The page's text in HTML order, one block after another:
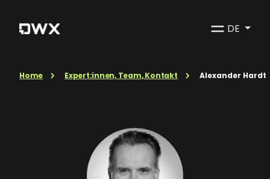
DE
Home Expert:innen, Team, Kontakt Alexander Hardt